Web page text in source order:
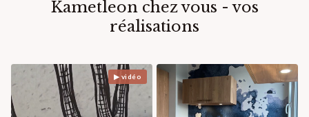
Kametleon chez vous - vos
réalisations
▶ vidéo